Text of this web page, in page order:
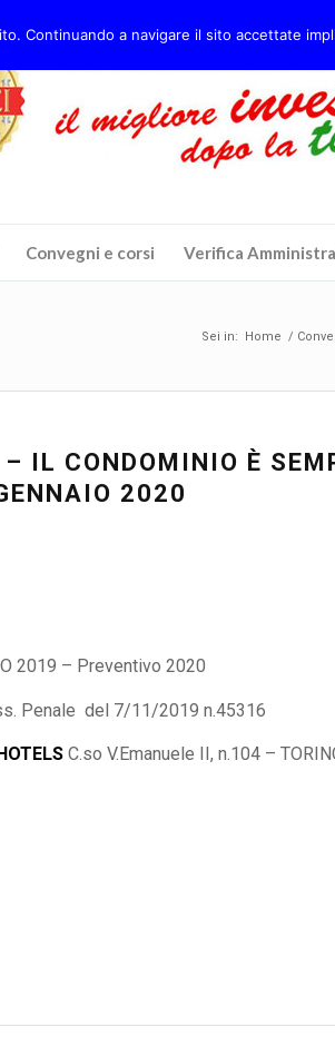
Convegni e corsi Verifica
Sei in: Home /
IL CONDOMINIO È
2020
2019 – Preventivo 2020
Penale del 7/11/2019 n.45316
C.so V.Emanuele II, n.104 –
Continuando a navigare il sito accettate